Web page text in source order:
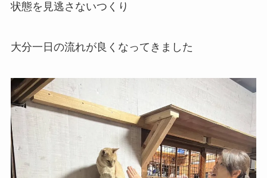
状態を見逃さないつくり
大分一日の流れが良くなってきました